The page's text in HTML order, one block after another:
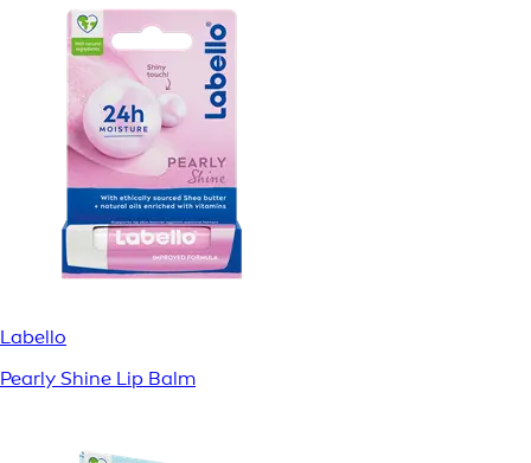
Labello
Pearly Shine Lip Balm